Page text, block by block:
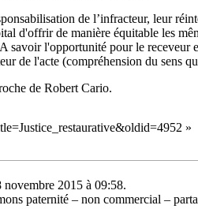
de l’infracteur, leur
d'offrir de manière équitable les
savoir l'opportunité pour le receveur
de l'acte (compréhension du sens
de Robert Cario.
»
2015 à 09:58.
paternité – non commercial –